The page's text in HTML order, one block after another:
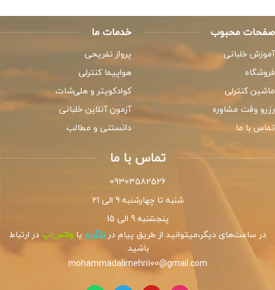
صفحات محبوب
آموزش خلبانی
فروشگاه
ماشین کنترلی
رزرو وقت مشاوره
تماس با ما
خدمات ما
پرواز تفریحی
هواپیما کنترلی
کوادکوپتر و هلی‌شات
آزمون آنلاین خلبانی
دانستنی و مطالب
تماس با ما
09303582526
شنبه تا چهارشنبه 9 الی 21
پنجشنبه 9 الی 15
در ساعت‌های دیگر،میتوانید از طریق پیام درتلگرام یاواتس‌اپدر ارتباط
باشید.
mohammadalimehri100@gmail.com